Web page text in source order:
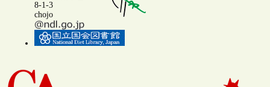
8-1-3
chojo